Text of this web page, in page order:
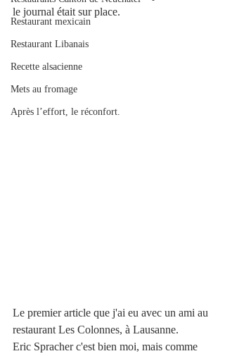
Restaurant mexicain
Restaurant Libanais
Recette alsacienne
Mets au fromage
Après l’effort, le réconfort.
le journal était sur place.
Le premier article que j'ai eu avec un ami au
restaurant Les Colonnes, à Lausanne.
Eric Spracher c'est bien moi, mais comme